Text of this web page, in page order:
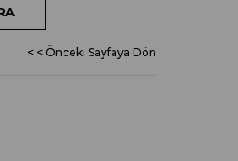
< < Önceki Sayfaya Dön